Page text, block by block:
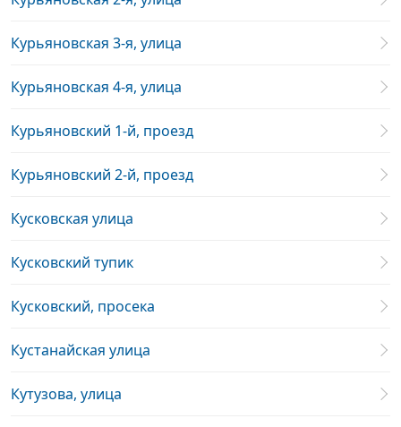
Курьяновская 3-я, улица
Курьяновская 4-я, улица
Курьяновский 1-й, проезд
Курьяновский 2-й, проезд
Кусковская улица
Кусковский тупик
Кусковский, просека
Кустанайская улица
Кутузова, улица